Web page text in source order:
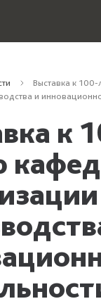
Выставка к
и
к